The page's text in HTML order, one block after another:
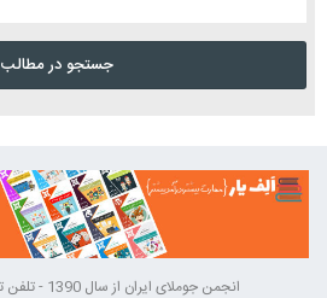
جستجو در مطالب
انجمن جوملای ایران از سال 1390 - تلفن تماس 02165399984